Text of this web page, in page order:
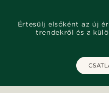
Értesülj elsőként az új
trendekről és a